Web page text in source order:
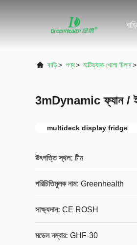
বাড়ি
বাড়ি> পণ্য> মাল্টিড্যাক খোলা চিলার>
3mDynamic ফ্যান /
multideck display fridge
উৎপত্তি স্থল: চীন
পরিচিতিমুলক নাম: Greenhealth
সাক্ষ্যদান: CE ROSH
মডেল নম্বার: GHF-30